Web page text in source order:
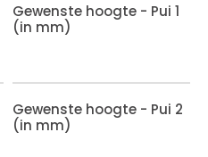
Gewenste hoogte - Pui 1
(in mm)
Gewenste hoogte - Pui 2
(in mm)